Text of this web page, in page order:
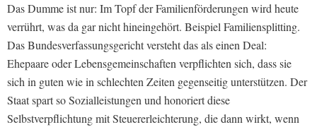
Das Dumme ist nur: Im Topf der Familienförderungen wird heute
verrührt, was da gar nicht hineingehört. Beispiel Familiensplitting.
Das Bundesverfassungsgericht versteht das als einen Deal:
Ehepaare oder Lebensgemeinschaften verpflichten sich, dass sie
sich in guten wie in schlechten Zeiten gegenseitig unterstützen. Der
Staat spart so Sozialleistungen und honoriert diese
Selbstverpflichtung mit Steuererleichterung, die dann wirkt, wenn